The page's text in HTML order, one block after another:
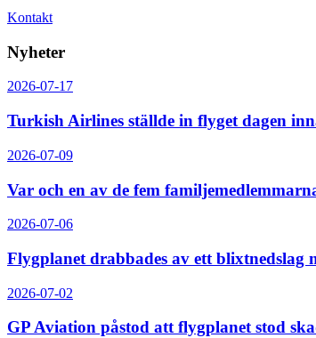
Kontakt
Nyheter
2026-07-17
Turkish Airlines ställde in flyget dagen
2026-07-09
Var och en av de fem
2026-07-06
Flygplanet drabbades av ett
2026-07-02
GP Aviation påstod att flygplanet stod